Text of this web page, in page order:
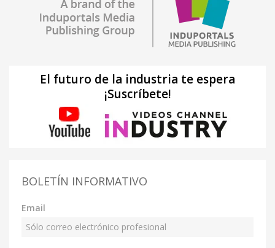
El futuro de la industria te espera
¡Suscríbete!
BOLETÍN INFORMATIVO
Email